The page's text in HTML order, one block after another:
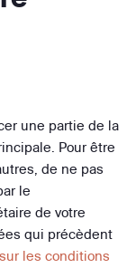
une partie de la
Pour être
de ne pas
le
de votre
qui précèdent
les conditions